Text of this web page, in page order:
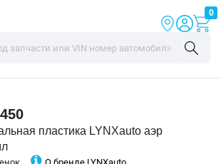
0
пластика LYNXauto аэр
О бренде LYNXauto